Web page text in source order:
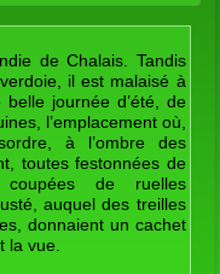
de Chalais. Tandis
il est malaisé à
journée d’été, de
l’emplacement où,
à l’ombre des
toutes festonnées de
de ruelles
auquel des treilles
donnaient un cachet
la vue.